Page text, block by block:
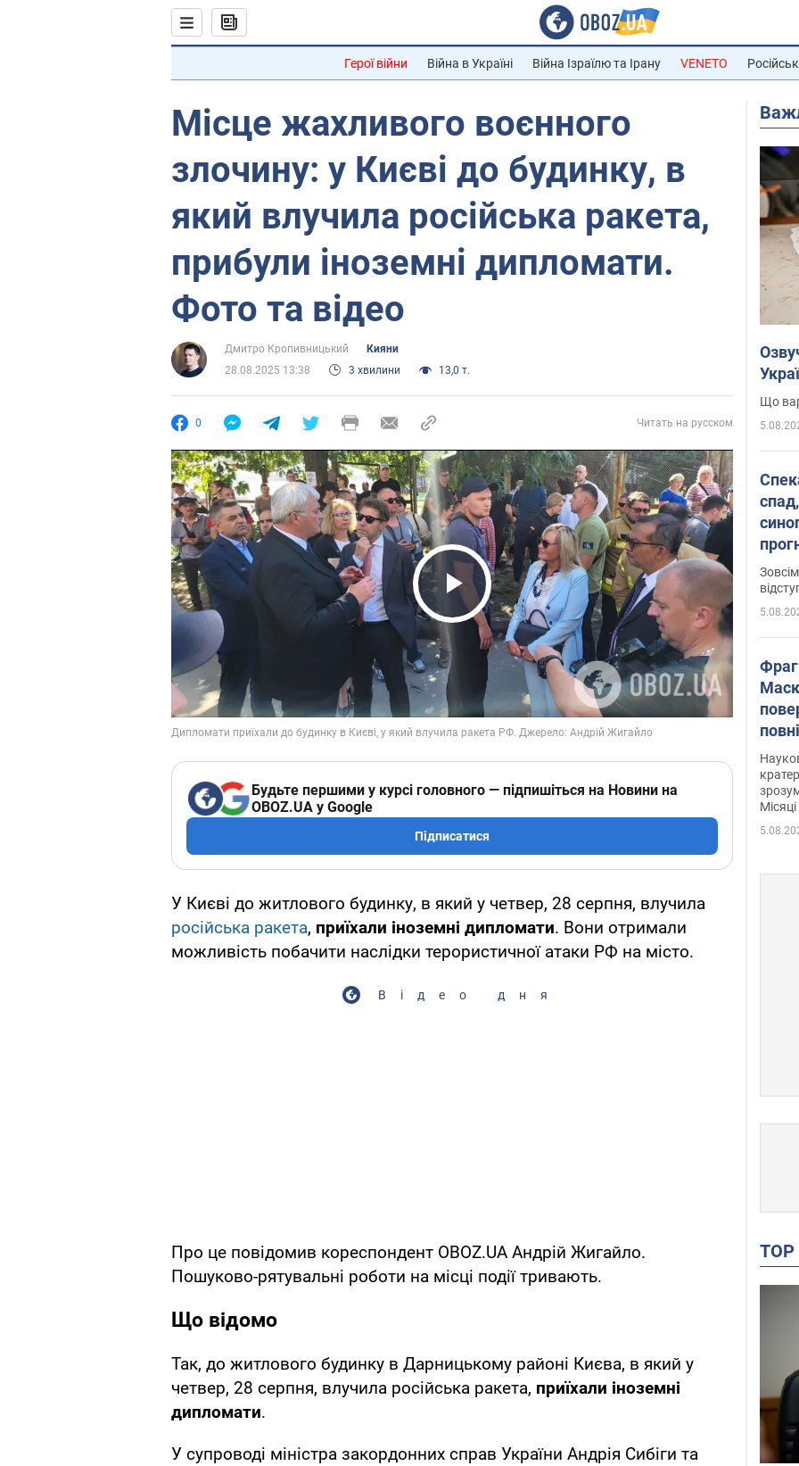
Герої війни Війна в Україні Війна Ізраїлю та Ірану VENETO
Місце жахливого воєнного
злочину: у Києві до будинку, в
який влучила російська ракета,
прибули іноземні дипломати.
Фото та відео
Дмитро Кропивницький
Кияни
28.08.2025 13:38
3 хвилини 13,0 т.
0 Читать на русском
Play Video
Будьте першими у курсі головного — підпишіться на Новини на
OBOZ.UA у Google
Підписатися
У Києві до житлового будинку, в який у четвер, 28 серпня, влучила
російська ракета, приїхали іноземні дипломати. Вони отримали
можливість побачити наслідки терористичної атаки РФ на місто.
Відео дня
Про це повідомив кореспондент OBOZ.UA Андрій Жигайло.
Пошуково-рятувальні роботи на місці події тривають.
Що відомо
Так, до житлового будинку в Дарницькому районі Києва, в який у
четвер, 28 серпня, влучила російська ракета, приїхали іноземні
дипломати.
У супроводі міністра закордонних справ України Андрія Сибіги та
Що
усе
Місяці